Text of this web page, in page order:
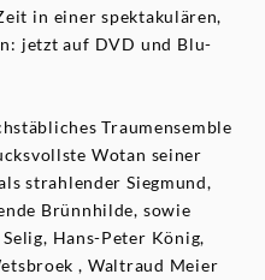
in einer spektakulären,
jetzt auf DVD und Blu-
Traumensemble
Wotan seiner
strahlender Siegmund,
Brünnhilde, sowie
Hans-Peter König,
, Waltraud Meier